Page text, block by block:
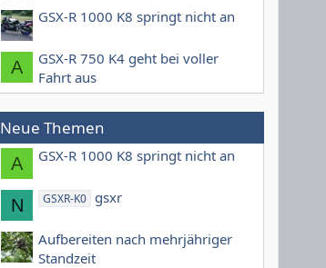
GSX-R 1000 K8 springt nicht an
A
GSX-R 750 K4 geht bei voller
Fahrt aus
Neue Themen
A GSX-R 1000 K8 springt nicht an
N GSXR-K0 gsxr
Aufbereiten nach mehrjähriger
Standzeit